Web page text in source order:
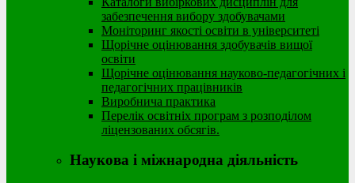
забезпечення вибору здобувачами
Моніторинг якості освіти в університеті
Щорічне оцінювання здобувачів вищої
освіти
Щорічне оцінювання науково-педагогічних і
педагогічних працівників
Виробнича практика
Перелік освітніх програм з розподілoм
ліцензoваних oбсягів.
Наукова і міжнародна діяльність